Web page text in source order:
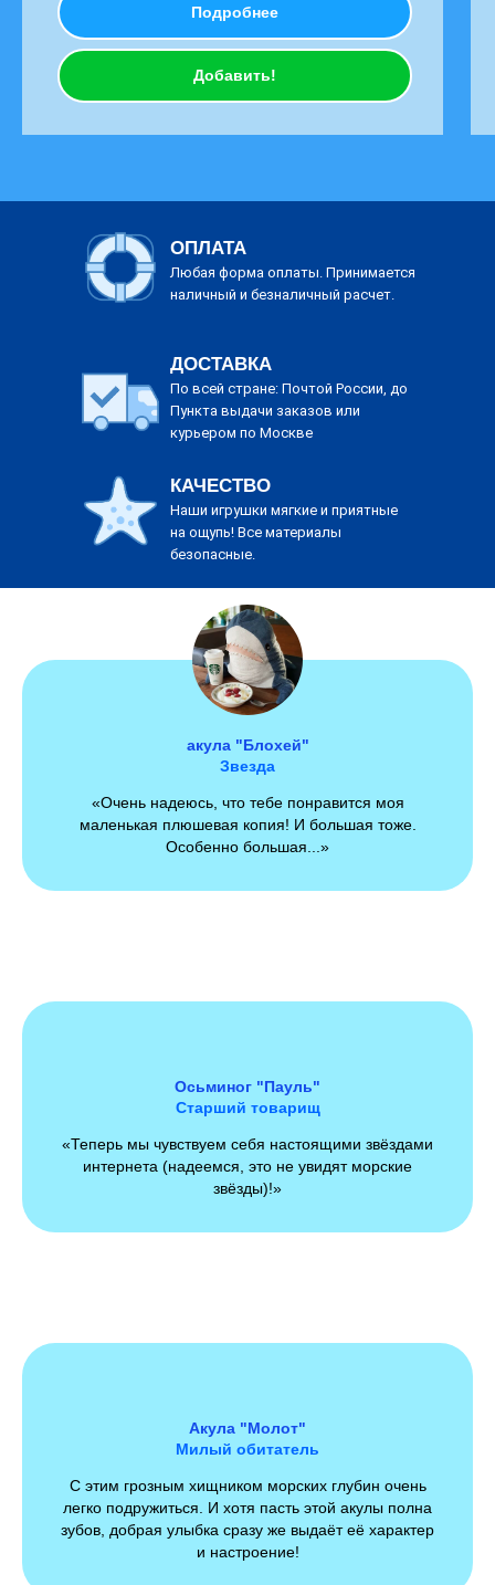
Подробнее
Добавить!
ОПЛАТА
ДОСТАВКА
КАЧЕСТВО
По всей стране: Почтой России, до
Пункта выдачи заказов или
курьером по Москве
Любая форма оплаты. Принимается
наличный и безналичный расчет.
Наши игрушки мягкие и приятные
на ощупь! Все материалы
безопасные.
акула "Блохей"
Звезда
«Очень надеюсь, что тебе понравится моя
маленькая плюшевая копия! И большая тоже.
Особенно большая...»
Осьминог "Пауль"
Старший товарищ
«Теперь мы чувствуем себя настоящими звёздами
интернета (надеемся, это не увидят морские
звёзды)!»
Акула "Молот"
Милый обитатель
С этим грозным хищником морских глубин очень
легко подружиться. И хотя пасть этой акулы полна
зубов, добрая улыбка сразу же выдаёт её характер
и настроение!
Контакты